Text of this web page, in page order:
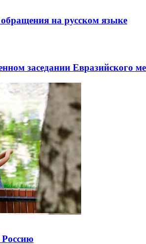
на русском языке
заседании Евразийского
Россию